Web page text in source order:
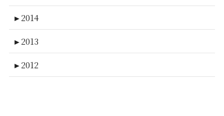
►2014
►2013
►2012